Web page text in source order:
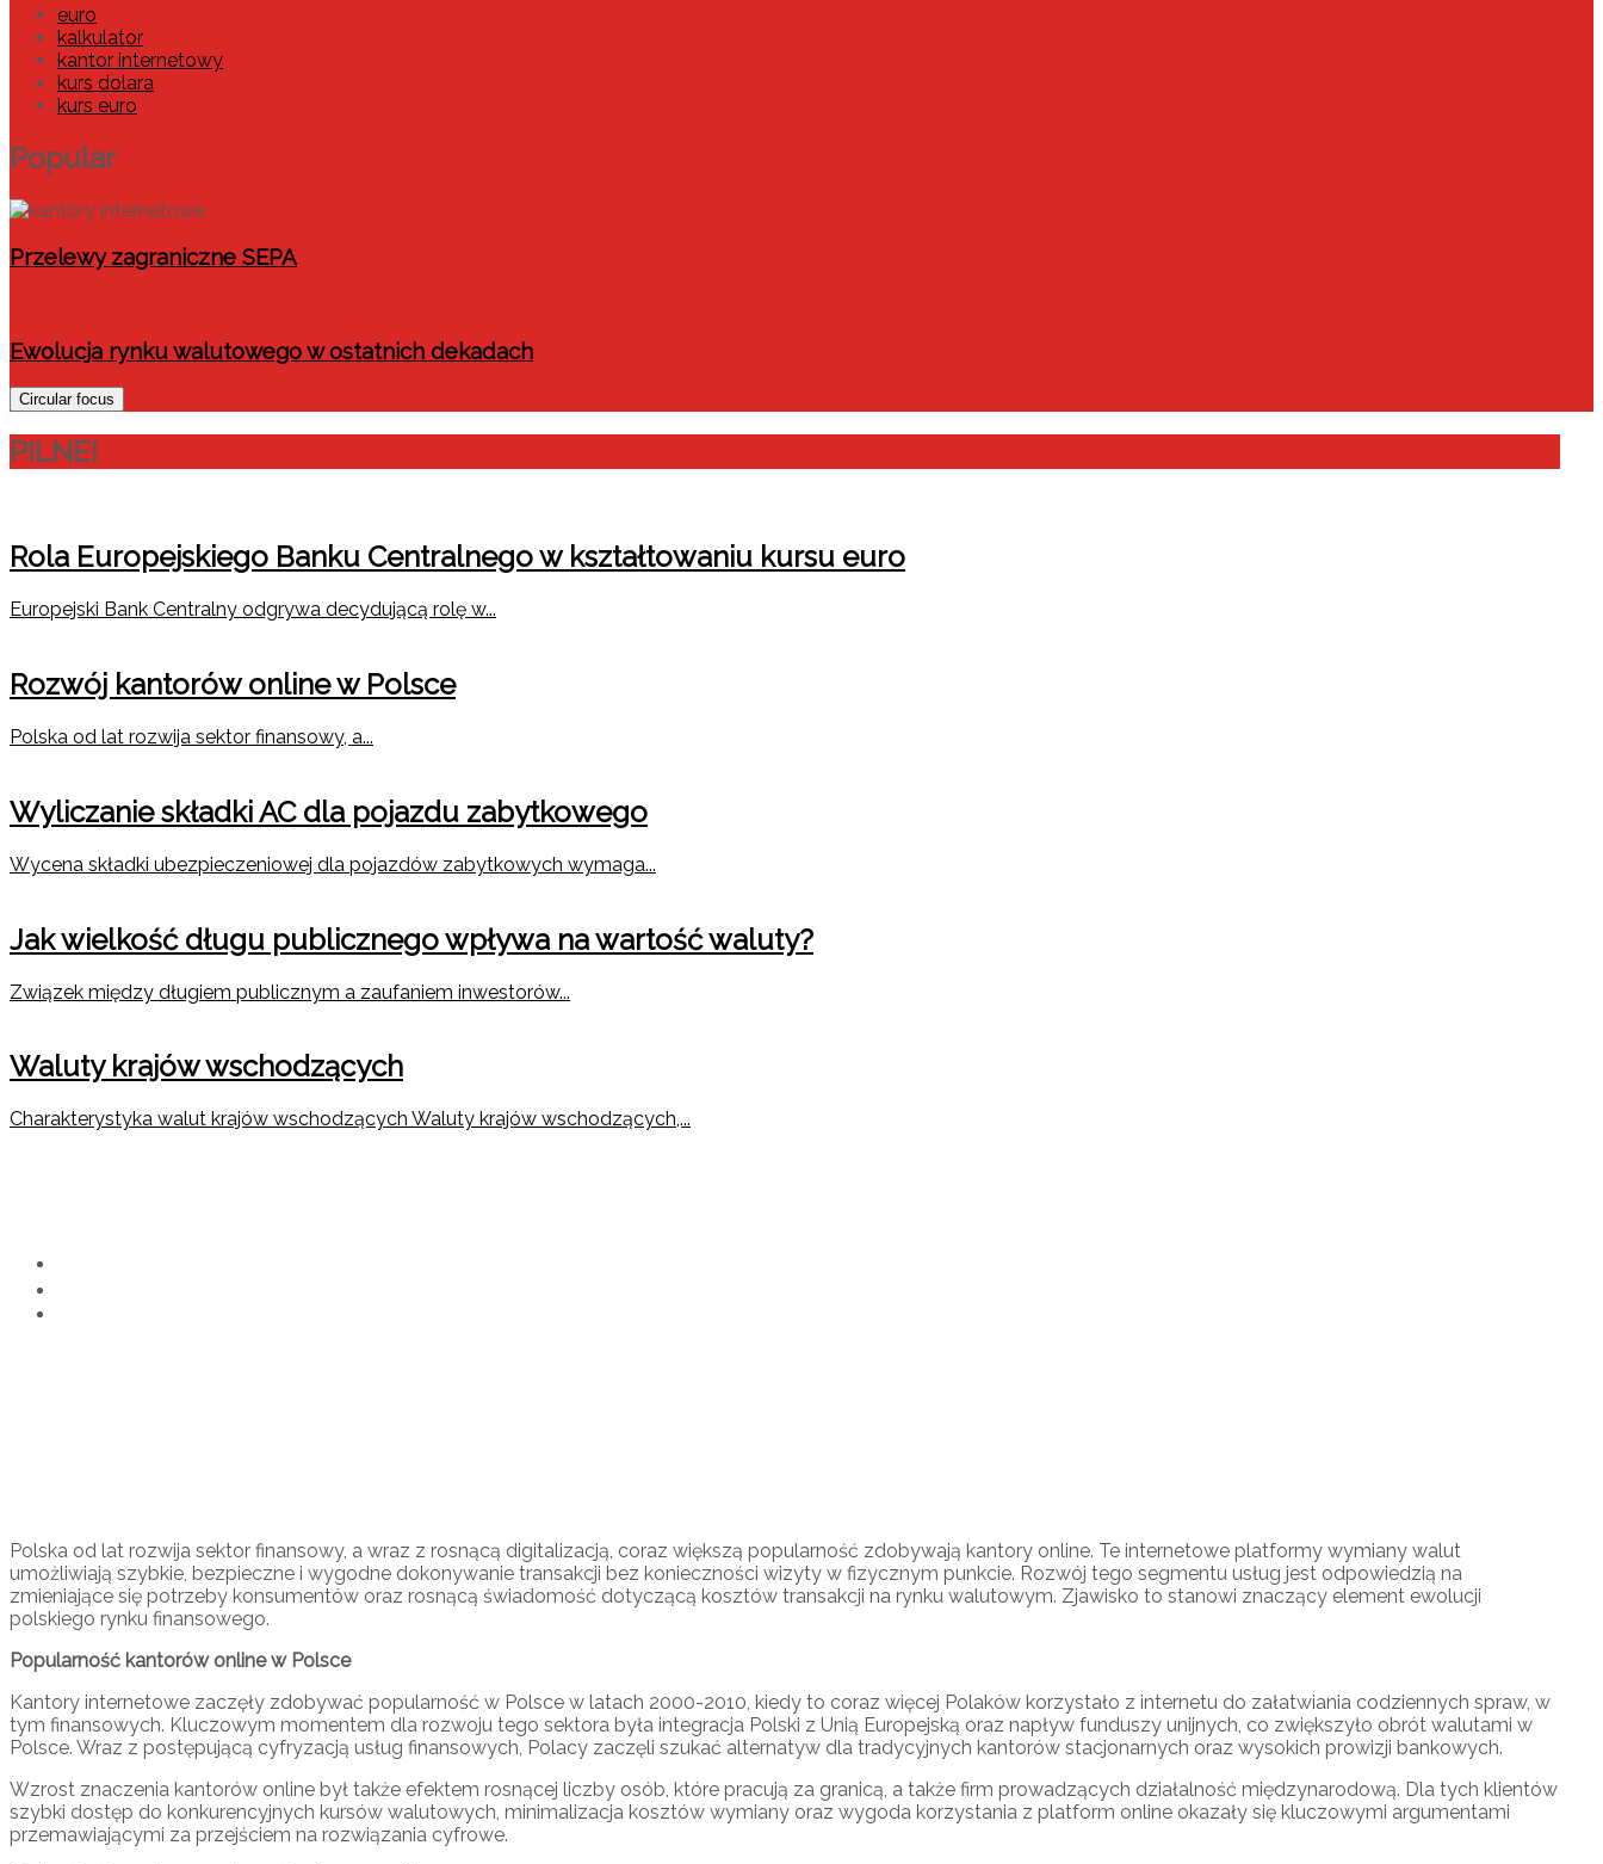
euro
kalkulator
kantor internetowy
kurs dolara
kurs euro
Popular
Przelewy zagraniczne SEPA
Ewolucja rynku walutowego w ostatnich dekadach
Circular focus
PILNE!
Rola Europejskiego Banku Centralnego w kształtowaniu kursu euro
Europejski Bank Centralny odgrywa decydującą rolę w...
Rozwój kantorów online w Polsce
Polska od lat rozwija sektor finansowy, a...
Wyliczanie składki AC dla pojazdu zabytkowego
Wycena składki ubezpieczeniowej dla pojazdów zabytkowych wymaga...
Jak wielkość długu publicznego wpływa na wartość waluty?
Związek między długiem publicznym a zaufaniem inwestorów...
Waluty krajów wschodzących
Charakterystyka walut krajów wschodzących Waluty krajów wschodzących,...
Polska od lat rozwija sektor finansowy, a wraz z rosnącą digitalizacją, coraz większą popularność zdobywają kantory online. Te internetowe platformy wymiany walut
umożliwiają szybkie, bezpieczne i wygodne dokonywanie transakcji bez konieczności wizyty w fizycznym punkcie. Rozwój tego segmentu usług jest odpowiedzią na
zmieniające się potrzeby konsumentów oraz rosnącą świadomość dotyczącą kosztów transakcji na rynku walutowym. Zjawisko to stanowi znaczący element ewolucji
polskiego rynku finansowego.
Popularność kantorów online w Polsce
Kantory internetowe zaczęły zdobywać popularność w Polsce w latach 2000-2010, kiedy to coraz więcej Polaków korzystało z internetu do załatwiania codziennych spraw, w
tym finansowych. Kluczowym momentem dla rozwoju tego sektora była integracja Polski z Unią Europejską oraz napływ funduszy unijnych, co zwiększyło obrót walutami w
Polsce. Wraz z postępującą cyfryzacją usług finansowych, Polacy zaczęli szukać alternatyw dla tradycyjnych kantorów stacjonarnych oraz wysokich prowizji bankowych.
Wzrost znaczenia kantorów online był także efektem rosnącej liczby osób, które pracują za granicą, a także firm prowadzących działalność międzynarodową. Dla tych klientów
szybki dostęp do konkurencyjnych kursów walutowych, minimalizacja kosztów wymiany oraz wygoda korzystania z platform online okazały się kluczowymi argumentami
przemawiającymi za przejściem na rozwiązania cyfrowe.